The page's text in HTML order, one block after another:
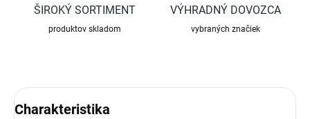
ŠIROKÝ SORTIMENT
produktov skladom
VÝHRADNÝ DOVOZCA
vybraných značiek
Charakteristika